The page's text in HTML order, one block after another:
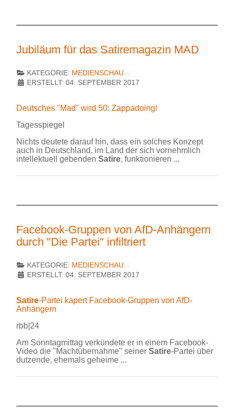
Jubiläum für das Satiremagazin MAD
KATEGORIE: MEDIENSCHAU
ERSTELLT: 04. SEPTEMBER 2017
Deutsches "Mad" wird 50: Zappadoing!
Tagesspiegel
Nichts deutete darauf hin, dass ein solches Konzept
auch in Deutschland, im Land der sich vornehmlich
intellektuell gebenden Satire, funktionieren ...
Facebook-Gruppen von AfD-Anhängern
durch "Die Partei" infiltriert
KATEGORIE: MEDIENSCHAU
ERSTELLT: 04. SEPTEMBER 2017
Satire-Partei kapert Facebook-Gruppen von AfD-
Anhängern
rbb|24
Am Sonntagmittag verkündete er in einem Facebook-
Video die "Machtübernahme" seiner Satire-Partei über
dutzende, ehemals geheime ...